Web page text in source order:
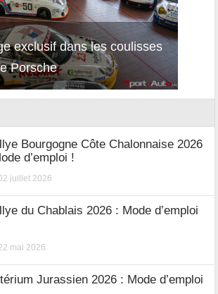
exclusif dans les coulisses
Porsche
Bourgogne Côte Chalonnaise 2026
d’emploi !
juillet 2026
du Chablais 2026 : Mode d’emploi
mai 2026
Jurassien 2026 : Mode d’emploi